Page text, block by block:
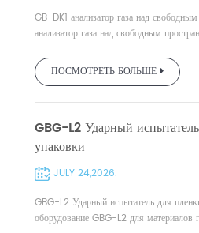
GB-DK1 анализатор газа над
анализатор газа над свободным
ПОСМОТРЕТЬ БОЛЬШЕ
GBG-L2 Ударный
упаковки
JULY 24,2026.
GBG-L2 Ударный испытатель для
оборудование GBG-L2 для материалов